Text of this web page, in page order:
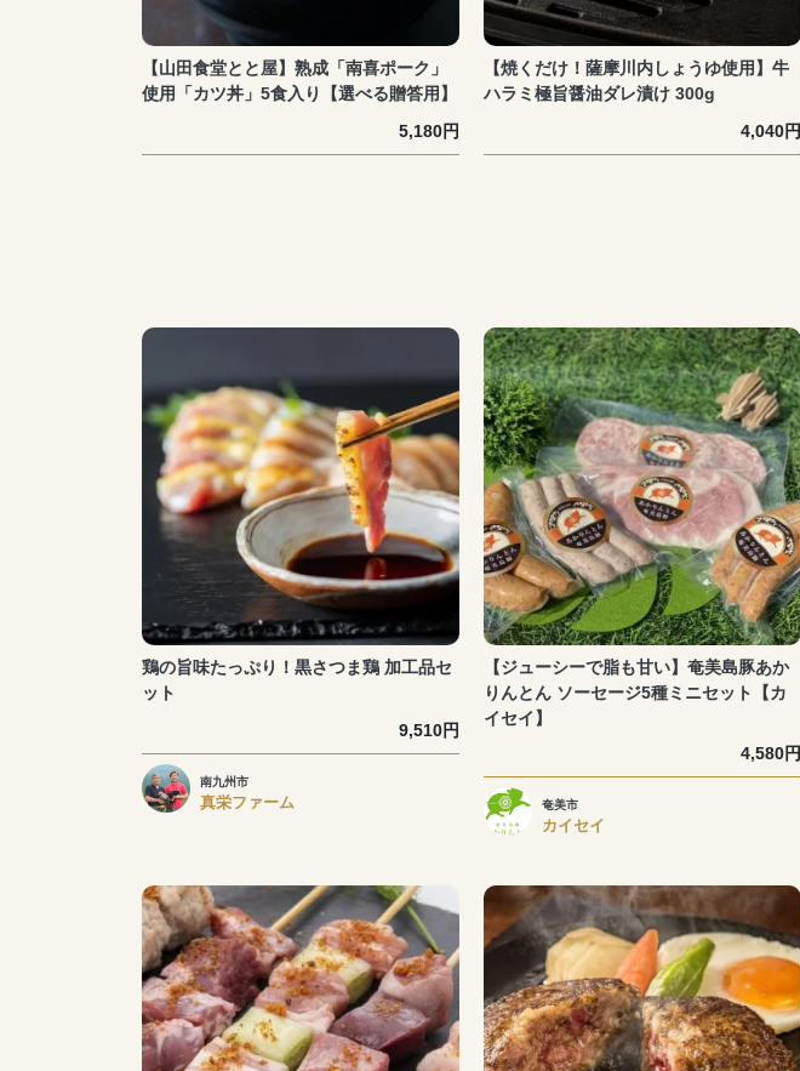
【山田食堂とと屋】熟成「南喜ポーク」
使用「カツ丼」5食入り【選べる贈答用】
5,180円
【焼くだけ！薩摩川内しょうゆ使用】牛
ハラミ極旨醤油ダレ漬け 300g
4,040円
鶏の旨味たっぷり！黒さつま鶏 加工品セ
ット
9,510円
南九州市
真栄ファーム
【ジューシーで脂も甘い】奄美島豚あか
りんとん ソーセージ5種ミニセット【カ
イセイ】
4,580円
奄美市
カイセイ